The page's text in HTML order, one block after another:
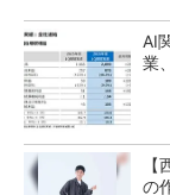
AI
業
の